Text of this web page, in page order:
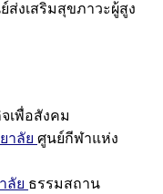
ส่งเสริมสุขภาวะผู้สูง
เพื่อสังคม
าลัย ศูนย์กีฬาแห่ง
ลัย ธรรมสถาน